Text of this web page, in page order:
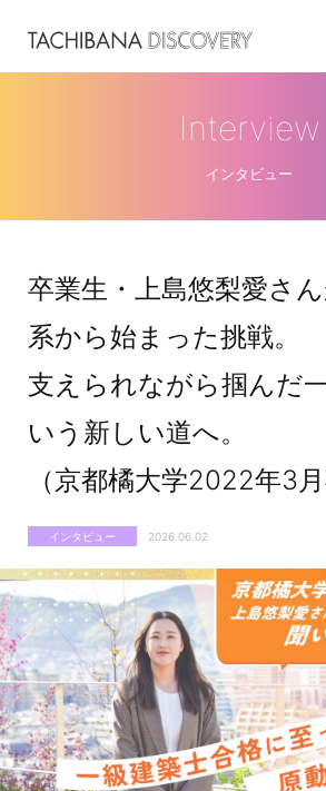
Interview
インタビュー
卒業生・上島悠梨愛さ
系から始まった挑戦。
支えられながら掴んだ
いう新しい道へ。
（京都橘大学2022年3月
インタビュー 2026.06.02